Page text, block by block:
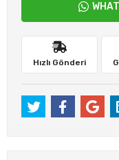
Hızlı Gönderi